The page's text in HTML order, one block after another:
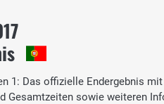
1: Das offizielle Endergebnis
Gesamtzeiten sowie weiteren